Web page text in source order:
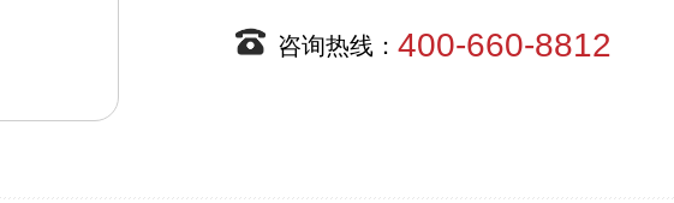
咨询热线： 400-660-8812